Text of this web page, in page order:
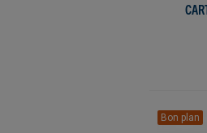
Bon plan